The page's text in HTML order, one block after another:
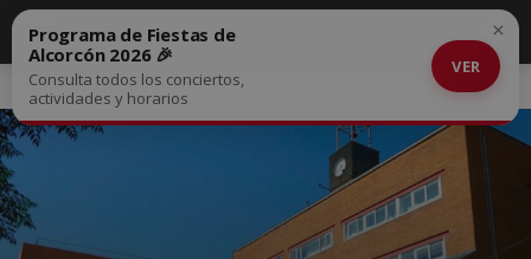
Inicio Noticias
Programa de Fiestas de
Alcorcón 2026 🎉
Consulta todos los conciertos,
actividades y horarios
VER
×